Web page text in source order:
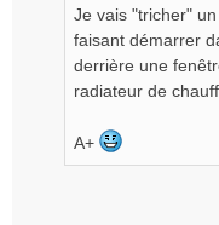
Je vais "tricher"
faisant démarrer
derrière une
radiateur de
A+